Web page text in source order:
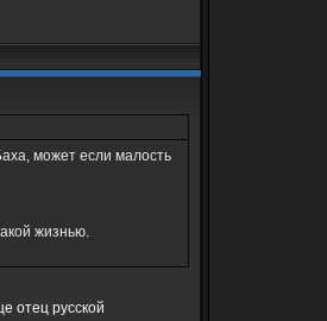
может если малость
жизнью.
отец русской